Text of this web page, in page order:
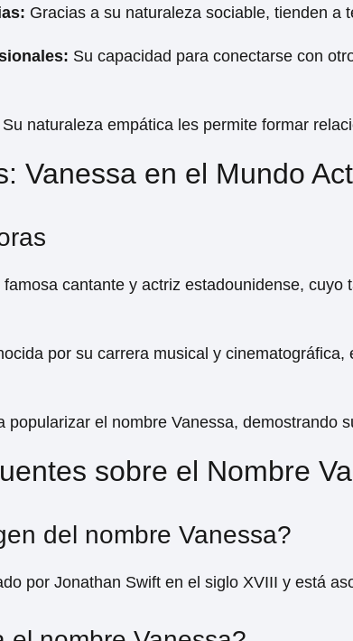
Gracias a su naturaleza sociable, tienden a
Su capacidad para conectarse con
Su naturaleza empática les permite formar
Vanessa en el Mundo
famosa cantante y actriz estadounidense, cuyo
por su carrera musical y
popularizar el nombre Vanessa, demostrando
sobre el Nombre
del nombre Vanessa?
por Jonathan Swift en el siglo XVIII y está